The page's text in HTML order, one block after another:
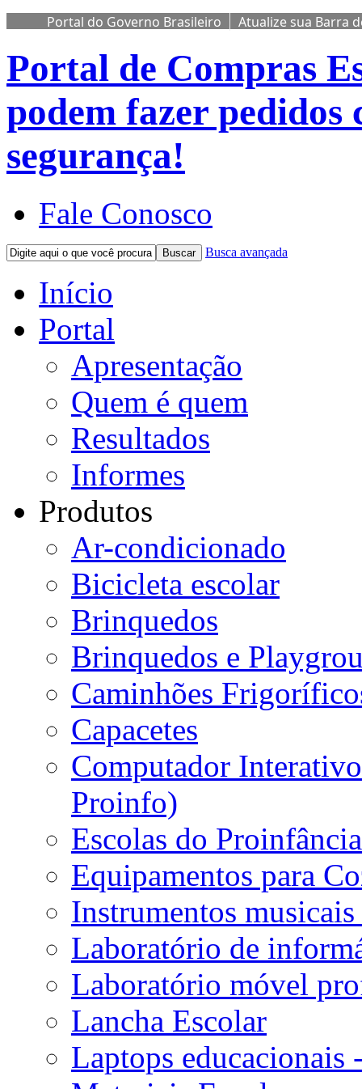
Portal do Governo Brasileiro Atualize sua Barra
Portal de Compras
podem fazer pedidos
segurança!
Fale Conosco
Buscar Busca avançada
Início
Portal
Apresentação
Quem é quem
Resultados
Informes
Produtos
Ar-condicionado
Bicicleta escolar
Brinquedos
Brinquedos e
Caminhões
Capacetes
Computador
Proinfo)
Escolas do
Equipamentos para
Instrumentos
Laboratório de
Laboratório móvel
Lancha Escolar
Laptops educacionais